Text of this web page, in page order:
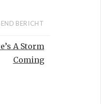
BERICHT
A Storm
Coming